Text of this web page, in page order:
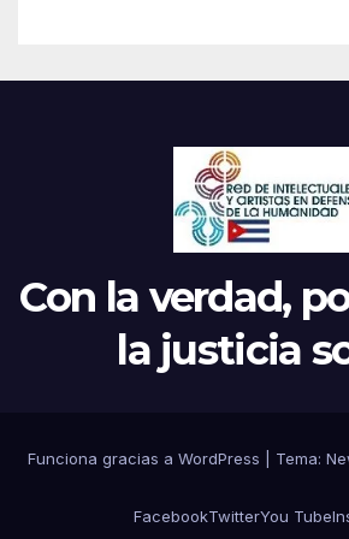
Con la verdad,
la justicia
Funciona gracias a WordPress Tema:
FacebookTwitterYou Tube